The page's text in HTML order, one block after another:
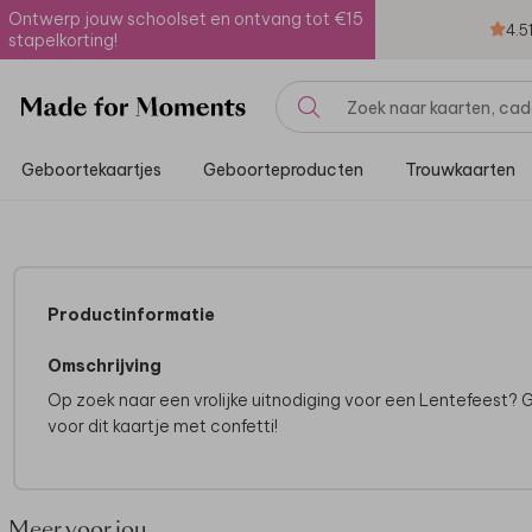
Ontwerp jouw schoolset en ontvang tot €15
stapelkorting!
4.51
Geboortekaartjes Geboorteproducten Trouwkaarten
Productinformatie
Omschrijving
Op zoek naar een vrolijke uitnodiging voor een Lentefeest?
voor dit kaartje met confetti!